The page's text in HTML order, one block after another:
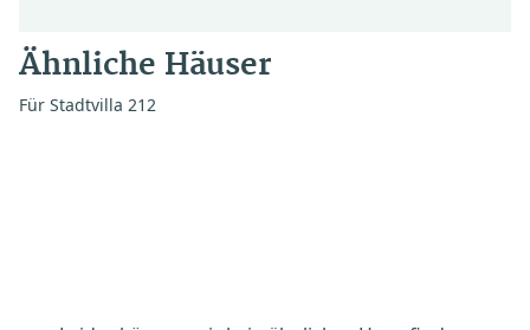
Ähnliche Häuser
Für Stadtvilla 212